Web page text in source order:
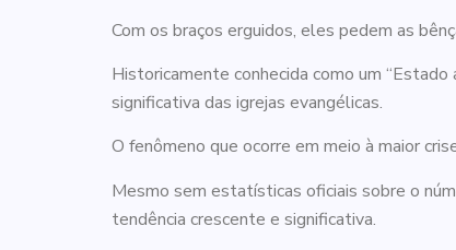
Com os braços erguidos, eles pedem as
Historicamente conhecida como um “Estado
significativa das igrejas evangélicas.
O fenômeno que ocorre em meio à maior
Mesmo sem estatísticas oficiais sobre o
tendência crescente e significativa.